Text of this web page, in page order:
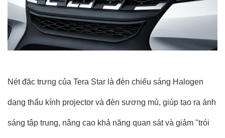
Nét đặc trưng của Tera Star là đèn chiếu sáng Halogen
dạng thấu kính projector và đèn sương mù, giúp tạo ra ánh
sáng tập trung, nâng cao khả năng quan sát và giảm "trói